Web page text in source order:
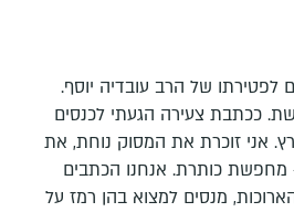
לפטירתו של הרב עובדיה יוסף.
ככתבת צעירה הגעתי לכנסים
אני זוכרת את המסוק נוחת, את
מחפשת כותרת. אנחנו הכתבים
מנסים למצוא בהן רמז על